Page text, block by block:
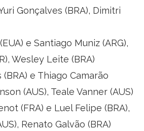
Gonçalves (BRA), Dimitri
e Santiago Muniz (ARG),
Wesley Leite (BRA)
(BRA) e Thiago Camarão
(AUS), Teale Vanner (AUS)
(FRA) e Luel Felipe (BRA),
Renato Galvão (BRA)